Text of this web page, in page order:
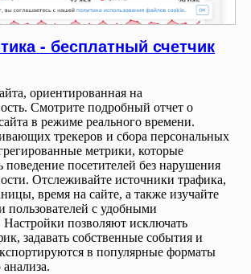
- бесплатный счетчик
ориентированная на
Смотрите подробный отчет о
в режиме реального времени.
трекеров и сбора персональных
метрики, которые
поведение посетителей без нарушения
Отслеживайте источники трафика,
время на сайте, а также изучайте
пользователей с удобными
Настройки позволяют исключать
задавать собственные события и
в популярные форматы